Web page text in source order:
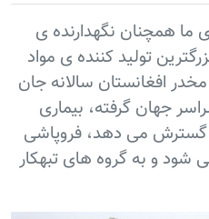
ما همچنان نگهدارنده ی
تولید کننده ی مواد
افغانستان سالانه جان
در سراسر جهان گرفته، بیماری
می دهد، فروپاشی
شود و به گروه های تبهکار